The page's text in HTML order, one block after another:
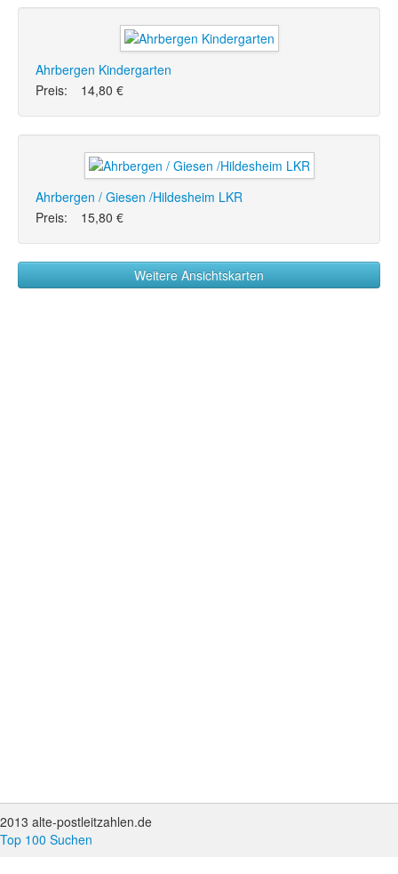
Ahrbergen Kindergarten
Preis:
14,80 €
Ahrbergen / Giesen /Hildesheim LKR
Preis:
15,80 €
Weitere Ansichtskarten
2013 alte-postleitzahlen.de
Top 100 Suchen